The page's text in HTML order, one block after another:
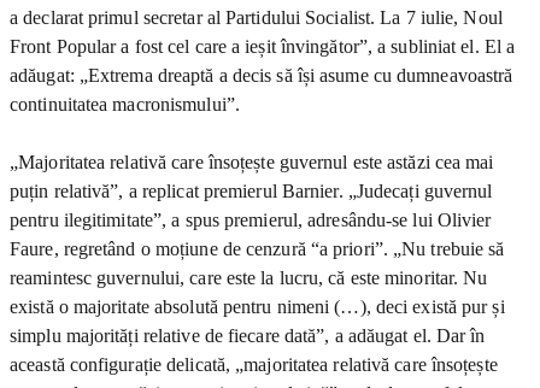
a declarat primul secretar al Partidului Socialist. La 7 iulie, Noul
Front Popular a fost cel care a ieșit învingător”, a subliniat el. El a
adăugat: „Extrema dreaptă a decis să își asume cu dumneavoastră
continuitatea macronismului”.
„Majoritatea relativă care însoțește guvernul este astăzi cea mai
puțin relativă”, a replicat premierul Barnier. „Judecați guvernul
pentru ilegitimitate”, a spus premierul, adresându-se lui Olivier
Faure, regretând o moțiune de cenzură “a priori”. „Nu trebuie să
reamintesc guvernului, care este la lucru, că este minoritar. Nu
există o majoritate absolută pentru nimeni (…), deci există pur și
simplu majorități relative de fiecare dată”, a adăugat el. Dar în
această configurație delicată, „majoritatea relativă care însoțește